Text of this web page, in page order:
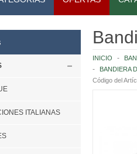
ITALIANAS
INICIO
BANDIERA
Código del